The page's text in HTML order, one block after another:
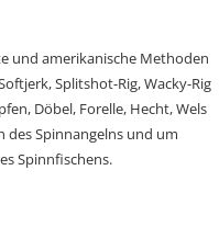
und amerikanische Methoden
Splitshot-Rig, Wacky-Rig
Döbel, Forelle, Hecht, Wels
des Spinnangelns und um
Spinnfischens.